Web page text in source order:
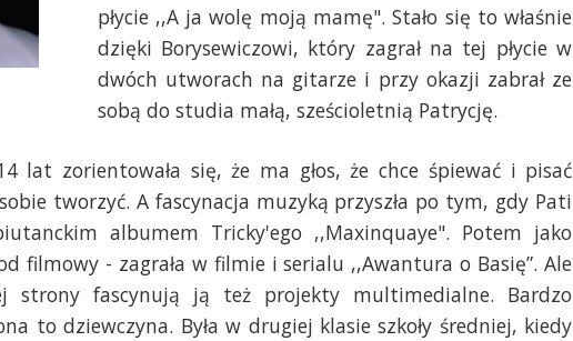
płycie ,,A ja wolę moją mamę". Stało się to właśnie
dzięki Borysewiczowi, który zagrał na tej płycie w
dwóch utworach na gitarze i przy okazji zabrał ze
sobą do studia małą, sześcioletnią Patrycję.
lat zorientowała się, że ma głos, że chce śpiewać i pisać
tworzyć. A fascynacja muzyką przyszła po tym, gdy Pati
albumem Tricky'ego ,,Maxinquaye". Potem jako
filmowy - zagrała w filmie i serialu ,,Awantura o Basię”. Ale
strony fascynują ją też projekty multimedialne. Bardzo
to dziewczyna. Była w drugiej klasie szkoły średniej, kiedy